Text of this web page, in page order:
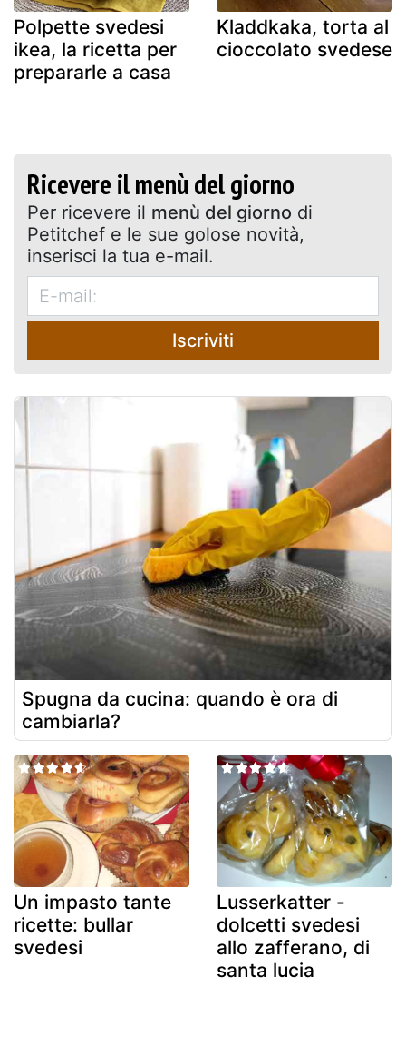
Polpette svedesi
ikea, la ricetta per
prepararle a casa
Kladdkaka, torta al
cioccolato svedese
Ricevere il menù del giorno
Per ricevere il menù del giorno di
Petitchef e le sue golose novità,
inserisci la tua e-mail.
Iscriviti
Spugna da cucina: quando è ora di
cambiarla?
Un impasto tante
ricette: bullar
svedesi
Lusserkatter -
dolcetti svedesi
allo zafferano, di
santa lucia